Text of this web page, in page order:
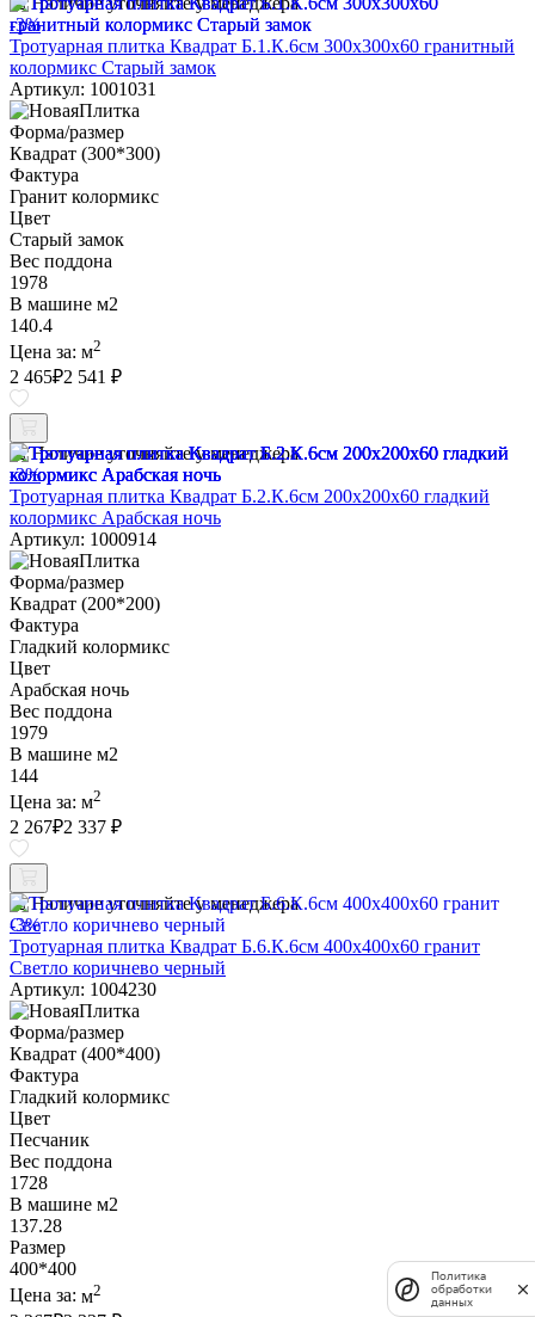
-3%
Тротуарная плитка Квадрат Б.1.К.6см 300х300х60 гранитный
колормикс Старый замок
Артикул: 1001031
Форма/размер
Квадрат (300*300)
Фактура
Гранит колормикс
Цвет
Старый замок
Вес поддона
1978
В машине м2
140.4
Цена за: м2
2 465₽2 541 ₽
Наличие уточняйте у менеджера
-3%
Тротуарная плитка Квадрат Б.2.К.6см 200х200х60 гладкий
колормикс Арабская ночь
Артикул: 1000914
Форма/размер
Квадрат (200*200)
Фактура
Гладкий колормикс
Цвет
Арабская ночь
Вес поддона
1979
В машине м2
144
Цена за: м2
2 267₽2 337 ₽
Наличие уточняйте у менеджера
-3%
Тротуарная плитка Квадрат Б.6.К.6см 400х400х60 гранит
Светло коричнево черный
Артикул: 1004230
Форма/размер
Квадрат (400*400)
Фактура
Гладкий колормикс
Цвет
Песчаник
Вес поддона
1728
В машине м2
137.28
Размер
400*400
Цена за: м2
Политика
обработки
данных